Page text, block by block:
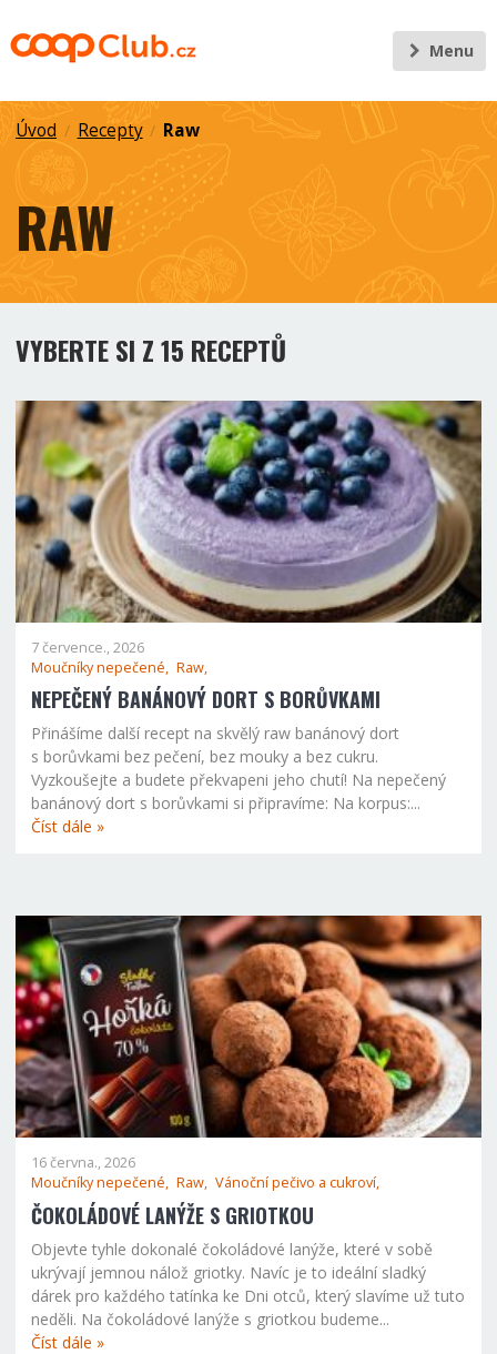
Menu
Úvod / Recepty / Raw
RAW
VYBERTE SI Z 15 RECEPTŮ
7 července., 2026
Moučníky nepečené, Raw,
NEPEČENÝ BANÁNOVÝ DORT S BORŮVKAMI
Přinášíme další recept na skvělý raw banánový dort
s borůvkami bez pečení, bez mouky a bez cukru.
Vyzkoušejte a budete překvapeni jeho chutí! Na nepečený
banánový dort s borůvkami si připravíme: Na korpus:...
Číst dále »
16 června., 2026
Moučníky nepečené, Raw, Vánoční pečivo a cukroví,
ČOKOLÁDOVÉ LANÝŽE S GRIOTKOU
Objevte tyhle dokonalé čokoládové lanýže, které v sobě
ukrývají jemnou nálož griotky. Navíc je to ideální sladký
dárek pro každého tatínka ke Dni otců, který slavíme už tuto
neděli. Na čokoládové lanýže s griotkou budeme...
Číst dále »